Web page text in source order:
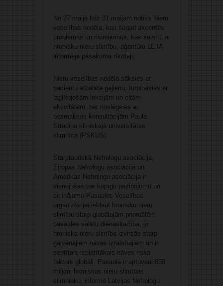
No 27.maija līdz 31.maijam notiks Nieru
veselības nedēļa, kas šogad akcentēs
problēmas un risinājumus, kas saistīti ar
hronisku nieru slimību, aģentūru LETA
informēja pasākuma rīkotāji.
Nieru veselības nedēļa sāksies ar
pacientu atbalsta gājienu, turpināsies ar
izglītojošām lekcijām un citām
aktivitātēm, bet noslēgsies ar
bezmaksas konsultācijām Paula
Stradiņa klīniskajā universitātes
slimnīcā (PSKUS).
Starptautiskā Nefrologu asociācija,
Eiropas Nefrologu asociācija un
Amerikas Nefrologu asociācija ir
vienojušās par kopīgu paziņojumu un
aicinājumu Pasaules Veselības
organizācijai iekļaut hronisku nieru
slimību starp globālajām prioritātēm
pasaules valstu dienaskārtībā, jo
hroniska nieru slimība izvirzās starp
galvenajiem nāves izraisītājiem un ir
septītais izplatītākais nāves riska
faktors globāli. Pasaulē ir aptuveni 850
miljoni hroniskas nieru slimības
slimnieku, informē Latvijas Nefrologu